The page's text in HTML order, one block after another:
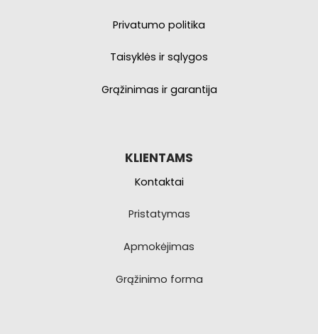
Privatumo politika
Taisyklės ir sąlygos
Grąžinimas ir garantija
KLIENTAMS
Kontaktai
Pristatymas
Apmokėjimas
Grąžinimo forma